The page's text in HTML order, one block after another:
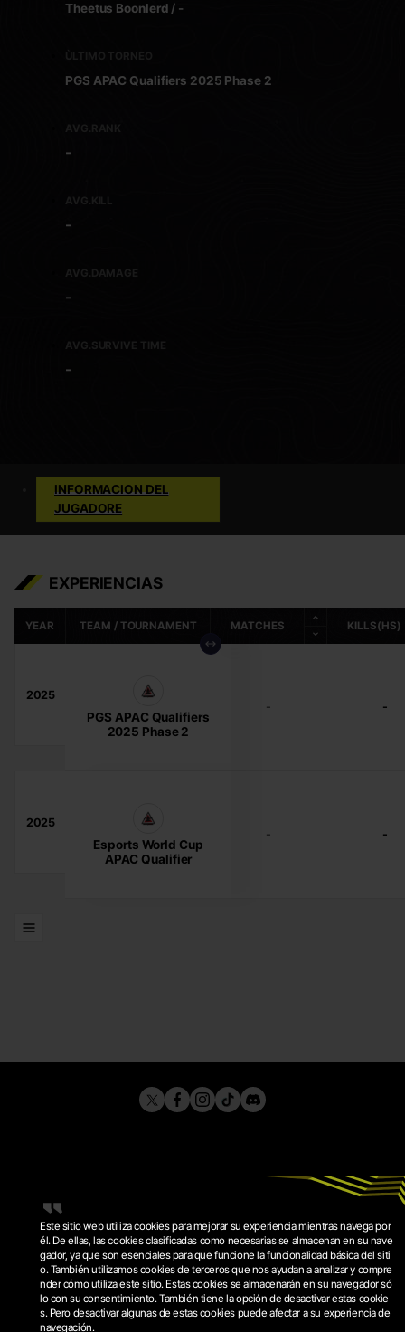
Theetus Boonlerd / -
PGS APAC Qualifiers 2025 Phase 2
-
-
-
-
INFORMACION DEL
JUGADORE
EXPERIENCIAS
YEAR TEAM / TOURNAMENT MATCHES KILLS(HS)
2025
PGS APAC Qualifiers
2025 Phase 2
- -
2025
Esports World Cup
APAC Qualifier
- -
POLÌTICA DE PRIVACIDAD
TERMINOS DE SERVICIO
POLÍTICA DE COOKIES
CONFIGURACIÓN DE COOKIES
Este sitio web utiliza cookies para mejorar su experiencia mientras navega por
él. De ellas, las cookies clasificadas como necesarias se almacenan en su nave
gador, ya que son esenciales para que funcione la funcionalidad básica del siti
o. También utilizamos cookies de terceros que nos ayudan a analizar y compre
nder cómo utiliza este sitio. Estas cookies se almacenarán en su navegador só
lo con su consentimiento. También tiene la opción de desactivar estas cookie
s. Pero desactivar algunas de estas cookies puede afectar a su experiencia de
navegación.